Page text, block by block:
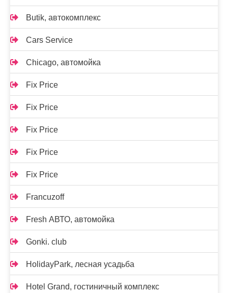
Butik, автокомплекс
Cars Service
Chicago, автомойка
Fix Price
Fix Price
Fix Price
Fix Price
Fix Price
Francuzoff
Fresh АВТО, автомойка
Gonki. club
HolidayPark, лесная усадьба
Hotel Grand, гостиничный комплекс